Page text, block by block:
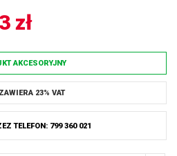
zł
AKCESORYJNY
23% VAT
TELEFON: 799 360 021